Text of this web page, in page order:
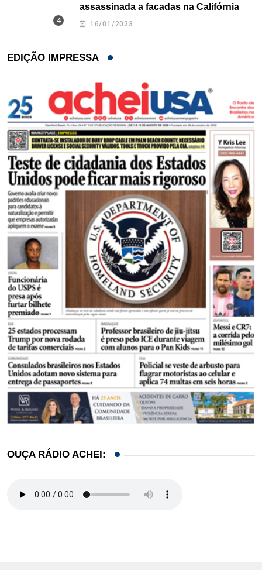
assassinada a facadas na Califórnia
16/01/2023
EDIÇÃO IMPRESSA
OUÇA RÁDIO ACHEI: